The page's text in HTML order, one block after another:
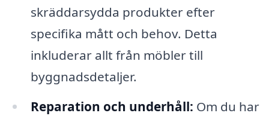
skräddarsydda produkter efter
specifika mått och behov. Detta
inkluderar allt från möbler till
byggnadsdetaljer.
Reparation och underhåll: Om du har